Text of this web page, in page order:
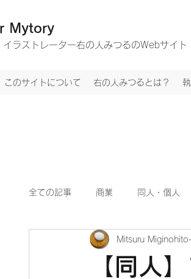
Mytory
イラストレーター右の人みつるのWebサイト
このサイトについて 右の人みつるとは？
全ての記事 商業 同人・個人
【同人
Mitsuru Miginohito